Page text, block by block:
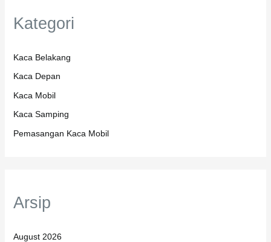
Kategori
Kaca Belakang
Kaca Depan
Kaca Mobil
Kaca Samping
Pemasangan Kaca Mobil
Arsip
August 2026